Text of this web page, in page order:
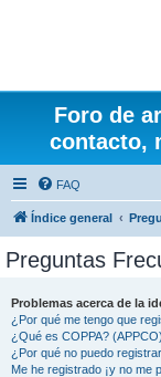
Foro de
contacto,
FAQ
Índice general
Preguntas
Problemas acerca de la
¿Por qué me tengo que
¿Qué es COPPA? (APPCO)
¿Por qué no puedo
Me he registrado ¡y no me